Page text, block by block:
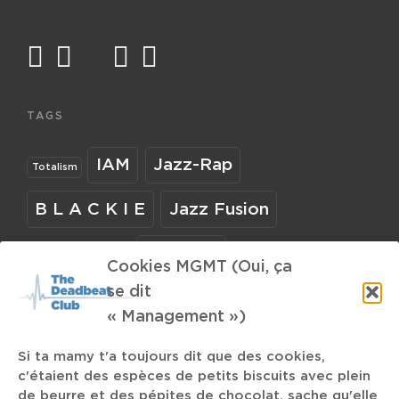
Cookies MGMT (Oui, ça
se dit
« Management »)
Si ta mamy t'a toujours dit que des cookies,
c'étaient des espèces de petits biscuits avec plein
de beurre et des pépites de chocolat, sache qu'elle
facebook
twitter
mail instagram
TAGS
Totalism IAM Jazz-Rap
B L A C K I E Jazz Fusion
Casualties of Cool Bààn
Sleaford Mods
Metro Boomin Momentum Monical Seles